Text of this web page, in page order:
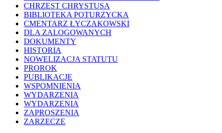
CHRZEST CHRYSTUSA
BIBLIOTEKA POTURZYCKA
CMENTARZ ŁYCZAKOWSKI
DLA ZALOGOWANYCH
DOKUMENTY
HISTORIA
NOWELIZACJA STATUTU
PROROK
PUBLIKACJE
WSPOMNIENIA
WYDARZENIA
WYDARZENIA
ZAPROSZENIA
ZARZECZE